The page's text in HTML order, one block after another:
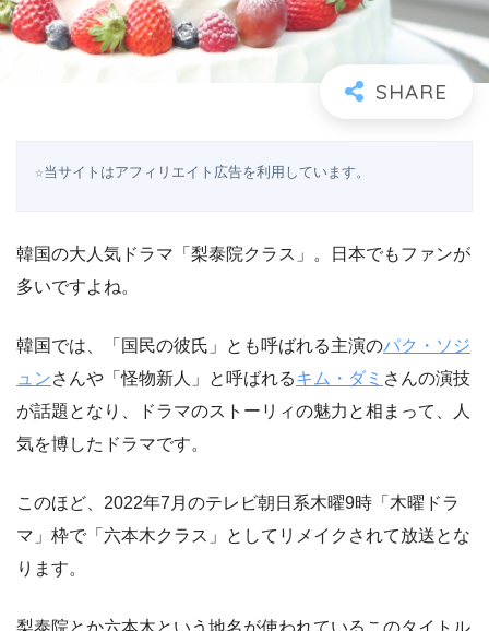
☆当サイトはアフィリエイト広告を利用しています。
韓国の大人気ドラマ「梨泰院クラス」。日本でもファンが
多いですよね。
韓国では、「国民の彼氏」とも呼ばれる主演のパク・ソジ
ュンさんや「怪物新人」と呼ばれるキム・ダミ さんの演技
が話題となり、ドラマのストーリィの魅力と相まって、人
気を博したドラマです。
このほど、2022年7月のテレビ朝日系木曜9時「木曜ドラ
マ」枠で「六本木クラス」としてリメイクされて放送とな
ります。